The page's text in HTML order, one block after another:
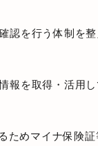
を行う体制を整
を取得・活用し
めマイナ保険証